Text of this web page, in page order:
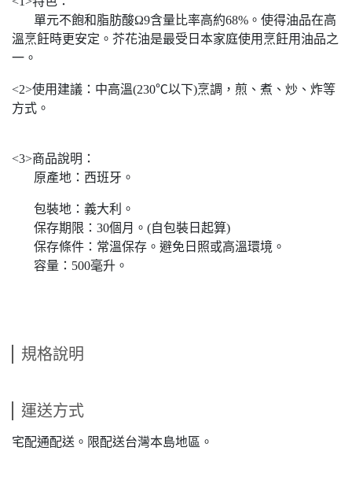
單元不飽和脂肪酸Ω9含量比率高約68%。使得油品在高
溫烹飪時更安定。芥花油是最受日本家庭使用烹飪用油品之
一。
<2>使用建議：中高溫(230℃以下)烹調，煎、煮、炒、炸等
方式。
<3>商品說明：
原產地：西班牙。
包裝地：義大利。
保存期限：30個月。(自包裝日起算)
保存條件：常溫保存。避免日照或高溫環境。
容量：500毫升。
規格說明
運送方式
宅配通配送。限配送台灣本島地區。